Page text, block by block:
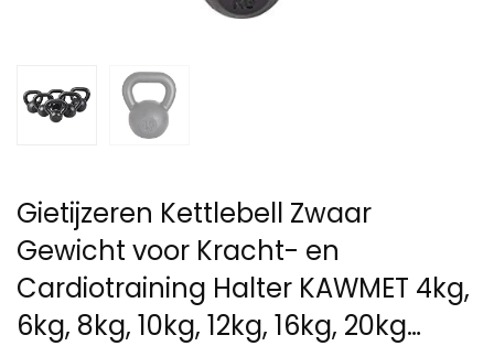
Gietijzeren Kettlebell Zwaar
Gewicht voor Kracht- en
Cardiotraining Halter KAWMET 4kg,
6kg, 8kg, 10kg, 12kg, 16kg, 20kg…